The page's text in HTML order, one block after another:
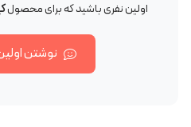
اولین نفری باشید که برای محصول
نوشتن